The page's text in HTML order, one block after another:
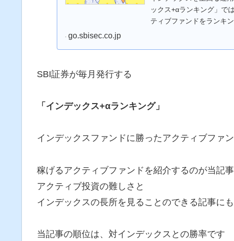
ックス+αランキング」で
ティブファンドをランキ
go.sbisec.co.jp
SBI証券が毎月発行する
「インデックス+αランキング」
インデックスファンドに勝ったアクティブファ
稼げるアクティブファンドを紹介するのが当記
アクティブ投資の難しさと
インデックスの長所を見ることのできる記事に
当記事の順位は、対インデックスとの勝率です